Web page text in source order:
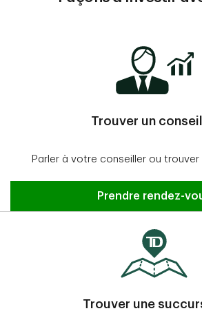
Trouver un
Parler à votre conseiller ou trouver
Prendre rendez-
Trouver une